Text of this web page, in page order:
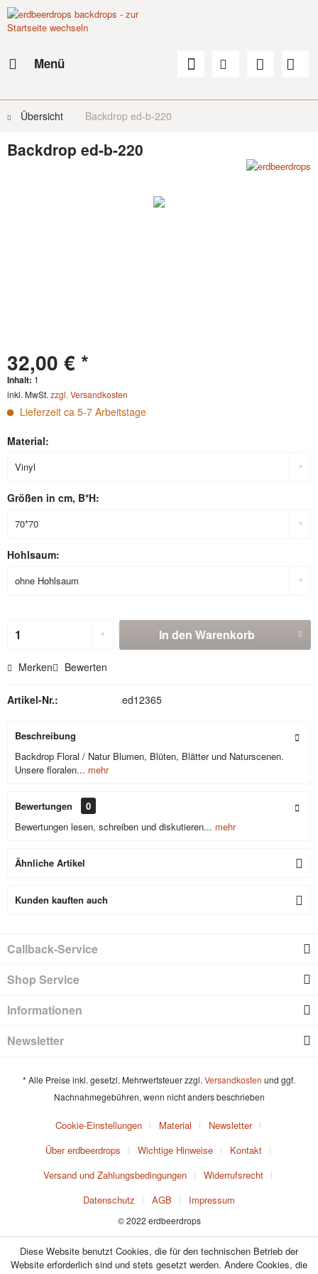
Menü
Übersicht Backdrop ed-b-220
Backdrop ed-b-220
32,00 € *
Inhalt: 1
inkl. MwSt. zzgl. Versandkosten
Lieferzeit ca 5-7 Arbeitstage
Material:
Größen in cm, B*H:
Hohlsaum:
In den Warenkorb
Merken Bewerten
Artikel-Nr.: ed12365
Beschreibung
Backdrop Floral / Natur Blumen, Blüten, Blätter und Naturscenen.
Unsere floralen... mehr
Bewertungen
0
Bewertungen lesen, schreiben und diskutieren... mehr
Ähnliche Artikel
Kunden kauften auch
Callback-Service
Shop Service
Informationen
Newsletter
* Alle Preise inkl. gesetzl. Mehrwertsteuer zzgl. Versandkosten und ggf.
Nachnahmegebühren, wenn nicht anders beschrieben
Cookie-Einstellungen Material
Newsletter
Über erdbeerdrops
Wichtige Hinweise
Kontakt
Versand und Zahlungsbedingungen
Widerrufsrecht
Datenschutz
AGB Impressum
© 2022 erdbeerdrops
Diese Website benutzt Cookies, die für den technischen Betrieb der
Website erforderlich sind und stets gesetzt werden. Andere Cookies, die